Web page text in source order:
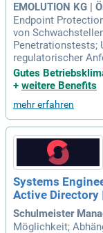
EMOLUTION KG |
Endpoint
von
Penetrationstests;
regulatorischer
Gutes
+ weitere Benefits
mehr erfahren
Systems
Active Directory
Schulmeister
Möglichkeit;